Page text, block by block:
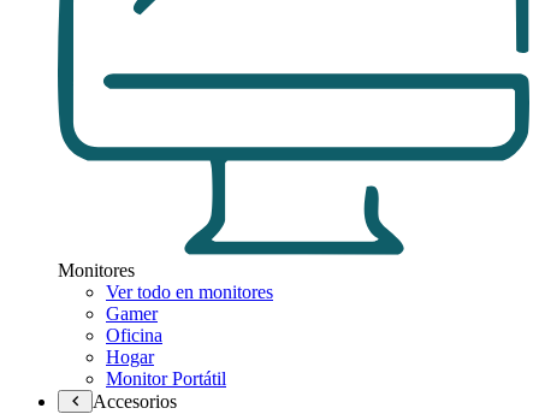
Monitores
Ver todo en monitores
Gamer
Oficina
Hogar
Monitor Portátil
Accesorios